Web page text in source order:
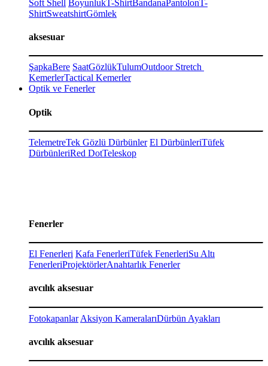
Soft Shell BoyunlukT-ShirtBandana PantolonT-
ShirtSweatshirtGömlek
aksesuar
ŞapkaBere SaatGözlükTulumOutdoor Stretch
KemerlerTactical Kemerler
Optik ve Fenerler
Optik
TelemetreTek Gözlü Dürbünler El DürbünleriTüfek
DürbünleriRed DotTeleskop
Fenerler
El Fenerleri Kafa FenerleriTüfek FenerleriSu Altı
FenerleriProjektörlerAnahtarlık Fenerler
avcılık aksesuar
Fotokapanlar Aksiyon KameralarıDürbün Ayakları
avcılık aksesuar